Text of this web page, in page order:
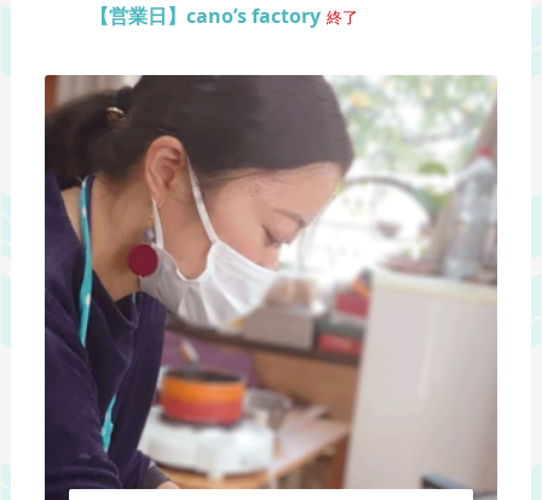
【営業日】cano’s factory 終了